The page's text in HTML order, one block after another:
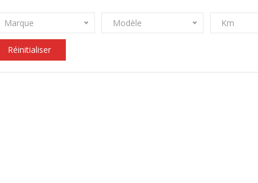
Marque Modèle Km
Réinitialiser